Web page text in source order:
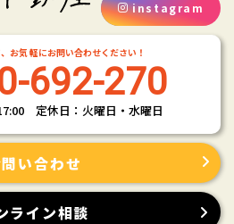
instagram
お気 軽にお問い合わせください！
692-270
定休日：火曜日・水曜日
い合わせ
ライン相談